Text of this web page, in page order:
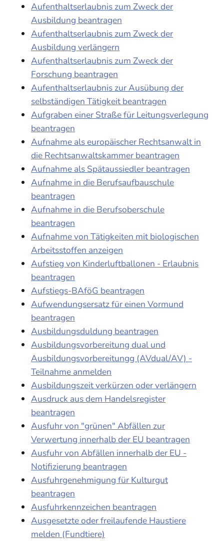
Aufenthaltserlaubnis zum Zweck der
Ausbildung beantragen
Aufenthaltserlaubnis zum Zweck der
Ausbildung verlängern
Aufenthaltserlaubnis zum Zweck der
Forschung beantragen
Aufenthaltserlaubnis zur Ausübung der
selbständigen Tätigkeit beantragen
Aufgraben einer Straße für Leitungsverlegung
beantragen
Aufnahme als europäischer Rechtsanwalt in
die Rechtsanwaltskammer beantragen
Aufnahme als Spätaussiedler beantragen
Aufnahme in die Berufsaufbauschule
beantragen
Aufnahme in die Berufsoberschule
beantragen
Aufnahme von Tätigkeiten mit biologischen
Arbeitsstoffen anzeigen
Aufstieg von Kinderluftballonen - Erlaubnis
beantragen
Aufstiegs-BAföG beantragen
Aufwendungsersatz für einen Vormund
beantragen
Ausbildungsduldung beantragen
Ausbildungsvorbereitung dual und
Ausbildungsvorbereitungg (AVdual/AV) -
Teilnahme anmelden
Ausbildungszeit verkürzen oder verlängern
Ausdruck aus dem Handelsregister
beantragen
Ausfuhr von "grünen" Abfällen zur
Verwertung innerhalb der EU beantragen
Ausfuhr von Abfällen innerhalb der EU -
Notifizierung beantragen
Ausfuhrgenehmigung für Kulturgut
beantragen
Ausfuhrkennzeichen beantragen
Ausgesetzte oder freilaufende Haustiere
melden (Fundtiere)